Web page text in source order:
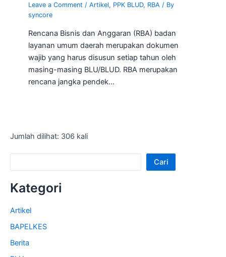
Leave a Comment /Artikel, PPK BLUD, RBA / By
syncore
Rencana Bisnis dan Anggaran (RBA) badan
layanan umum daerah merupakan dokumen
wajib yang harus disusun setiap tahun oleh
masing-masing BLU/BLUD. RBA merupakan
rencana jangka pendek…
Jumlah dilihat: 306 kali
Cari
Kategori
Artikel
BAPELKES
Berita